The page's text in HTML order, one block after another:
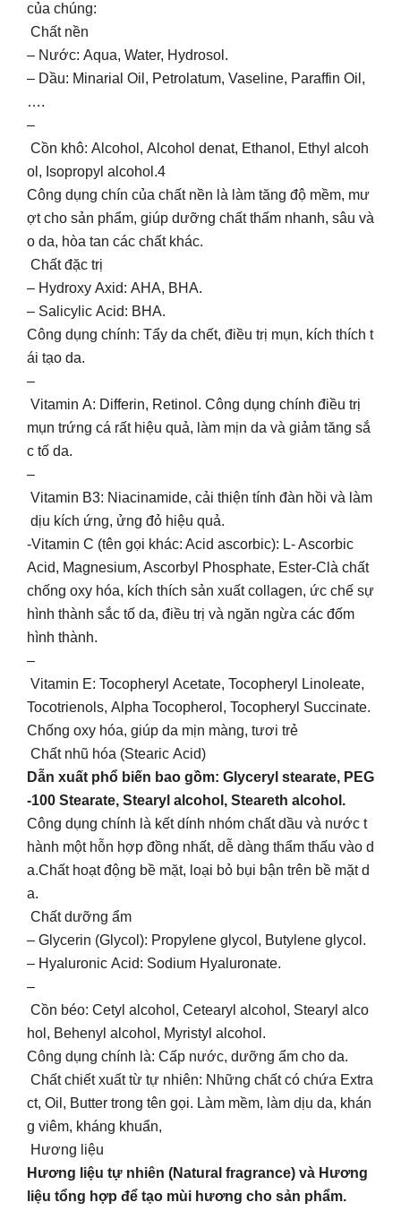
của chúng:
Chất nền
– Nước: Aqua, Water, Hydrosol.
– Dầu: Minarial Oil, Petrolatum, Vaseline, Paraffin Oil,
….
–
Cồn khô: Alcohol, Alcohol denat, Ethanol, Ethyl alcoh
ol, Isopropyl alcohol.4
Công dụng chín của chất nền là làm tăng độ mềm, mư
ợt cho sản phẩm, giúp dưỡng chất thấm nhanh, sâu và
o da, hòa tan các chất khác.
Chất đặc trị
– Hydroxy Axid: AHA, BHA.
– Salicylic Acid: BHA.
Công dụng chính: Tẩy da chết, điều trị mụn, kích thích t
ái tạo da.
–
Vitamin A: Differin, Retinol. Công dụng chính điều trị
mụn trứng cá rất hiệu quả, làm mịn da và giảm tăng sắ
c tố da.
–
Vitamin B3: Niacinamide, cải thiện tính đàn hồi và làm
dịu kích ứng, ửng đỏ hiệu quả.
-Vitamin C (tên gọi khác: Acid ascorbic): L- Ascorbic
Acid, Magnesium, Ascorbyl Phosphate, Ester-Clà chất
chống oxy hóa, kích thích sản xuất collagen, ức chế sự
hình thành sắc tố da, điều trị và ngăn ngừa các đốm
hình thành.
–
Vitamin E: Tocopheryl Acetate, Tocopheryl Linoleate,
Tocotrienols, Alpha Tocopherol, Tocopheryl Succinate.
Chống oxy hóa, giúp da mịn màng, tươi trẻ
Chất nhũ hóa (Stearic Acid)
Dẫn xuất phổ biến bao gồm: Glyceryl stearate, PEG
-100 Stearate, Stearyl alcohol, Steareth alcohol.
Công dụng chính là kết dính nhóm chất dầu và nước t
hành một hỗn hợp đồng nhất, dễ dàng thẩm thấu vào d
a.Chất hoạt động bề mặt, loại bỏ bụi bận trên bề mặt d
a.
Chất dưỡng ẩm
– Glycerin (Glycol): Propylene glycol, Butylene glycol.
– Hyaluronic Acid: Sodium Hyaluronate.
–
Cồn béo: Cetyl alcohol, Cetearyl alcohol, Stearyl alco
hol, Behenyl alcohol, Myristyl alcohol.
Công dụng chính là: Cấp nước, dưỡng ẩm cho da.
Chất chiết xuất từ tự nhiên: Những chất có chứa Extra
ct, Oil, Butter trong tên gọi. Làm mềm, làm dịu da, khán
g viêm, kháng khuẩn,
Hương liệu
Hương liệu tự nhiên (Natural fragrance) và Hương
liệu tổng hợp để tạo mùi hương cho sản phẩm.